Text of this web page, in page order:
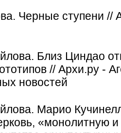
Черные ступени //
Близ Циндао
// Архи.ру -
новостей
Марио
«монолитную